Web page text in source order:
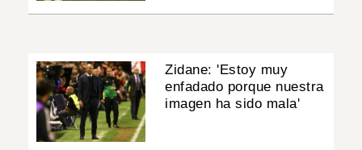
Zidane: 'Estoy muy
enfadado porque nuestra
imagen ha sido mala'